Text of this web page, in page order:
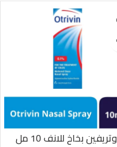
بخاخ للانف 10 مل